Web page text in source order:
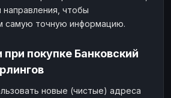
чтобы
самую точную информацию.
покупке Банковский
новые (чистые) адреса